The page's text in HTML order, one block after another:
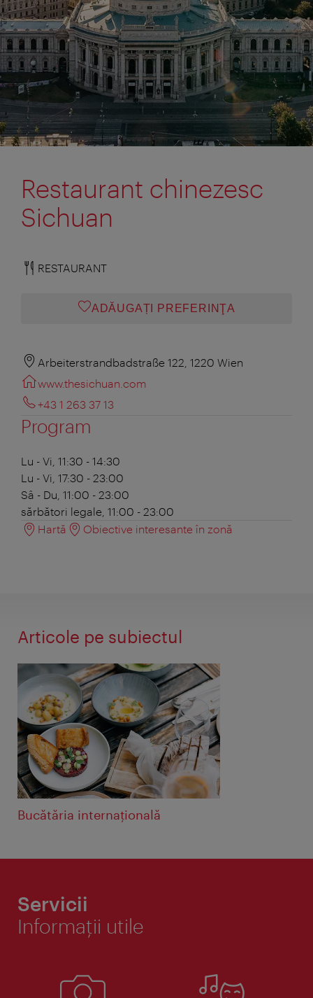
Restaurant chinezesc
Sichuan
RESTAURANT
ADĂUGAȚI PREFERINŢA
Arbeiterstrandbadstraße 122, 1220 Wien
www.thesichuan.com
+43 1 263 37 13
Program
Lu - Vi, 11:30 - 14:30
Lu - Vi, 17:30 - 23:00
Sâ - Du, 11:00 - 23:00
sărbători legale, 11:00 - 23:00
Hartă
Obiective interesante în zonă
Articole pe subiectul
Bucătăria internațională
Servicii
Informaţii utile